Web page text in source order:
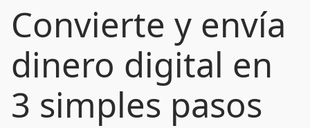
Convierte y envía
dinero digital en
3 simples pasos